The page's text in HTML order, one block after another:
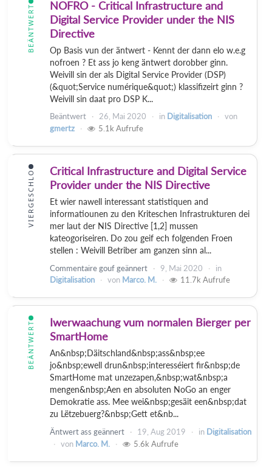
BEÄNTWERT
NOFRO - Critical Infrastructure and
Digital Service Provider under the NIS
Directive
Op Basis vun der äntwert - Kennt der dann elo w.e.g
nofroen ? Et ass jo keng äntwert dorobber ginn.
Weivill sin der als Digital Service Provider (DSP)
(&quot;Service numérique&quot;) klassifizeirt ginn ?
Weivill sin daat pro DSP K...
Beäntwert 26, Mai 2020 in Digitalisation
von
gmertz
5.1k Aufrufe
VIERGESCHLO
Critical Infrastructure and Digital Service
Provider under the NIS Directive
Et wier nawell interessant statistiquen and
informatiounen zu den Kriteschen Infrastrukturen dei
mer laut der NIS Directive [1,2] mussen
kateogoriseiren. Do zou geif ech folgenden Froen
stellen : Weivill Betriber am ganzen sinn al...
Commentaire gouf geännert 9, Mai 2020
in
Digitalisation
von Marco. M. 11.7k Aufrufe
BEÄNTWERT
Iwerwaachung vum normalen Bierger per
SmartHome
An&nbsp;Däitschland&nbsp;ass&nbsp;ee
jo&nbsp;ewell drun&nbsp;interesséiert fir&nbsp;de
SmartHome mat unzezapen,&nbsp;wat&nbsp;a
mengen&nbsp;Aen en absoluten NoGo an enger
Demokratie ass. Mee wei&nbsp;gesäit een&nbsp;dat
zu Lëtzebuerg?&nbsp;Gett et&nb...
Äntwert ass geännert 19, Aug 2019 in Digitalisation
von Marco. M. 5.6k Aufrufe